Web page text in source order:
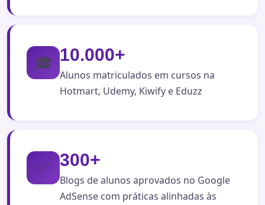
🎓 10.000+
Alunos matriculados em cursos na
Hotmart, Udemy, Kiwify e Eduzz
✅ 300+
Blogs de alunos aprovados no Google
AdSense com práticas alinhadas às